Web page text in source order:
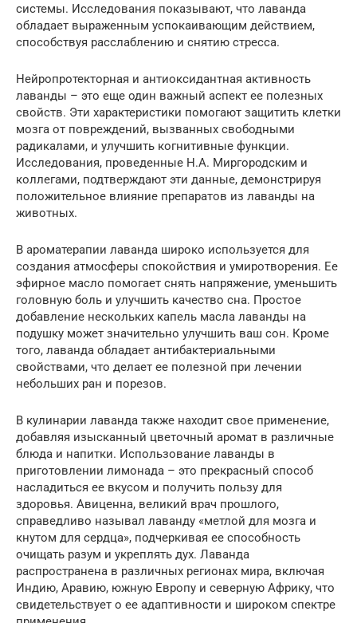
системы. Исследования показывают, что лаванда
обладает выраженным успокаивающим действием,
способствуя расслаблению и снятию стресса.
Нейропротекторная и антиоксидантная активность
лаванды – это еще один важный аспект ее полезных
свойств. Эти характеристики помогают защитить клетки
мозга от повреждений, вызванных свободными
радикалами, и улучшить когнитивные функции.
Исследования, проведенные Н.А. Миргородским и
коллегами, подтверждают эти данные, демонстрируя
положительное влияние препаратов из лаванды на
животных.
В ароматерапии лаванда широко используется для
создания атмосферы спокойствия и умиротворения. Ее
эфирное масло помогает снять напряжение, уменьшить
головную боль и улучшить качество сна. Простое
добавление нескольких капель масла лаванды на
подушку может значительно улучшить ваш сон. Кроме
того, лаванда обладает антибактериальными
свойствами, что делает ее полезной при лечении
небольших ран и порезов.
В кулинарии лаванда также находит свое применение,
добавляя изысканный цветочный аромат в различные
блюда и напитки. Использование лаванды в
приготовлении лимонада – это прекрасный способ
насладиться ее вкусом и получить пользу для
здоровья. Авиценна, великий врач прошлого,
справедливо называл лаванду «метлой для мозга и
кнутом для сердца», подчеркивая ее способность
очищать разум и укреплять дух. Лаванда
распространена в различных регионах мира, включая
Индию, Аравию, южную Европу и северную Африку, что
свидетельствует о ее адаптивности и широком спектре